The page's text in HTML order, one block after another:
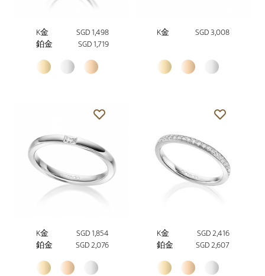
K金
SGD 1,498
鉑金
SGD 1,719
K金 SGD 3,008
K金
SGD 1,854
鉑金
SGD 2,076
K金
SGD 2,416
鉑金
SGD 2,607